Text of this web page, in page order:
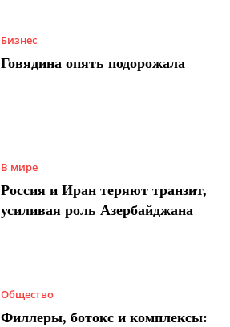
Бизнес
Говядина опять подорожала
В мире
Россия и Иран теряют транзит,
усиливая роль Азербайджана
Общество
Филлеры, ботокс и комплексы: